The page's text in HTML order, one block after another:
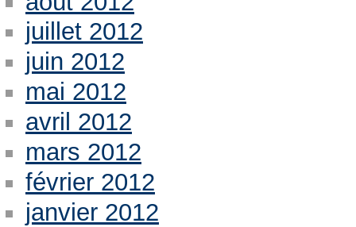
juillet 2012
juin 2012
mai 2012
avril 2012
mars 2012
février 2012
janvier 2012